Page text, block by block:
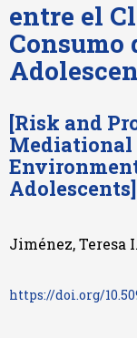
entre el
Consumo
[Risk and
Mediational
Adolescents]
Jiménez, Teresa I.
https://doi.org/